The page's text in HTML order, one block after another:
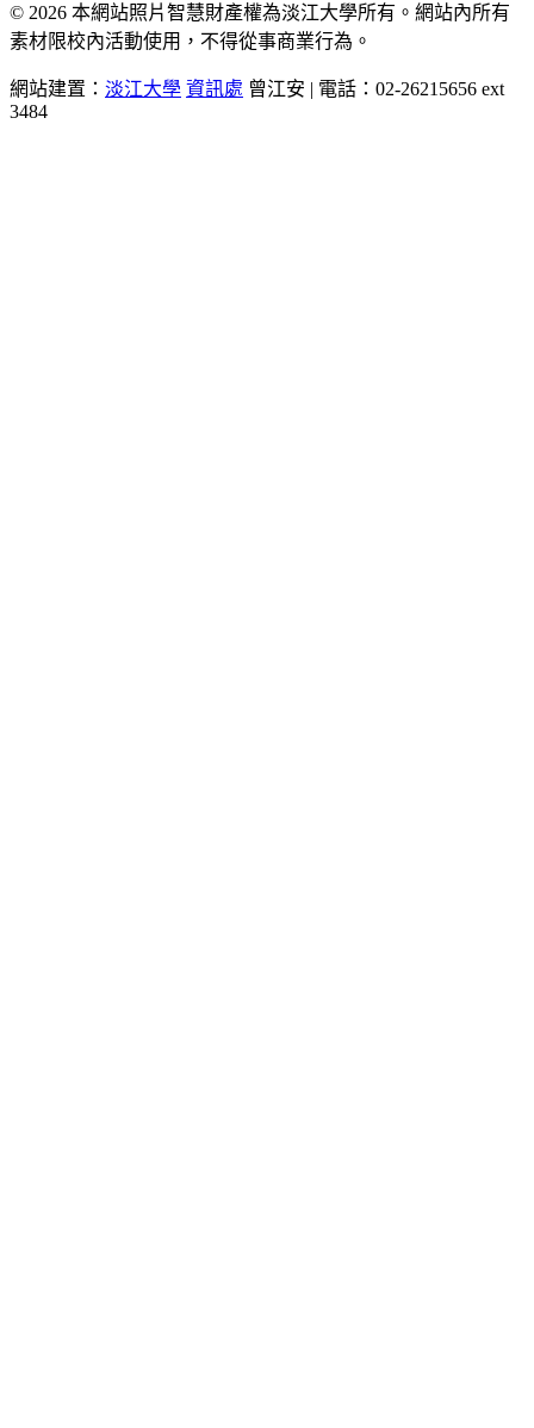
© 2026 本網站照片智慧財產權為淡江大學所有。網站內所有
素材限校內活動使用，不得從事商業行為。
網站建置： 淡江大學 資訊處 曾江安 | 電話：02-26215656 ext
3484